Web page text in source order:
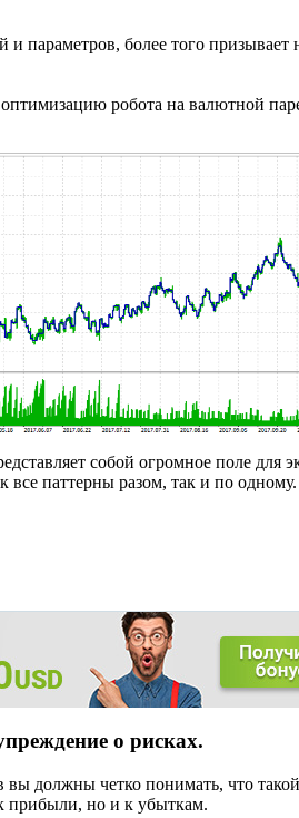
параметров, более того
робота на валютной
собой огромное поле для
все паттерны разом, так и по одному.
о рисках.
должны четко понимать, что
прибыли, но и к убыткам.